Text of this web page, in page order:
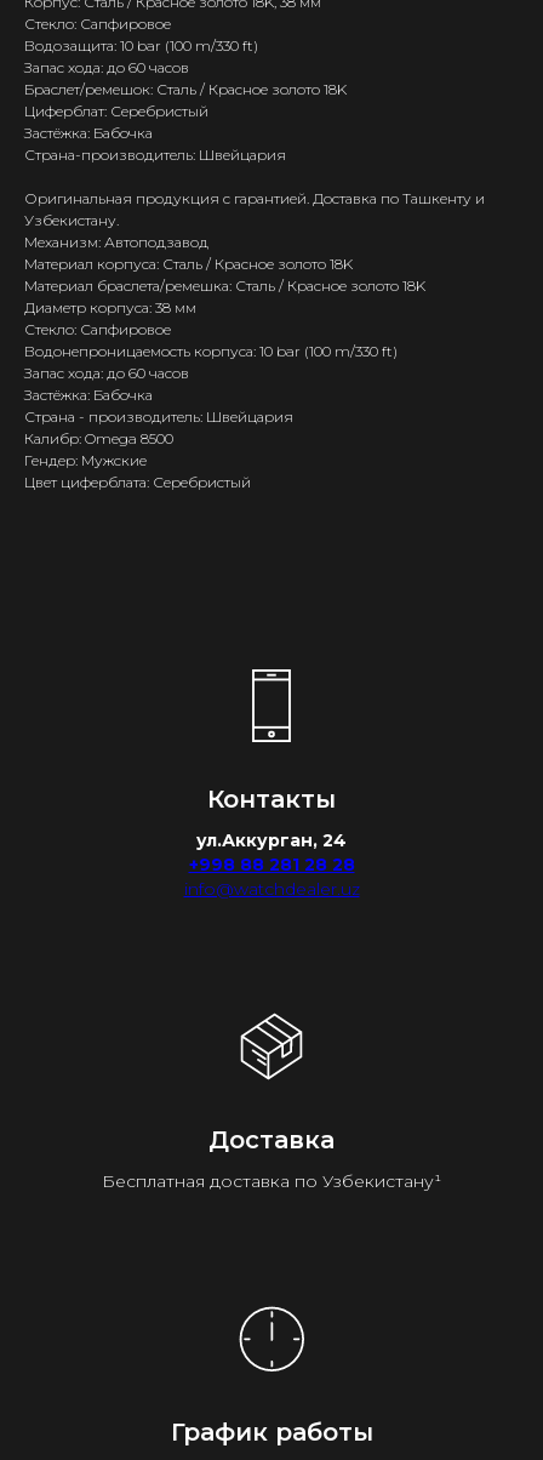
Стекло: Сапфировое
Водозащита: 10 bar (100 m/330 ft)
Запас хода: до 60 часов
Браслет/ремешок: Сталь / Красное золото 18K
Циферблат: Серебристый
Застёжка: Бабочка
Страна-производитель: Швейцария
Оригинальная продукция с гарантией. Доставка по Ташкенту и
Узбекистану.
Механизм: Автоподзавод
Материал корпуса: Сталь / Красное золото 18K
Материал браслета/ремешка: Сталь / Красное золото 18K
Диаметр корпуса: 38 мм
Стекло: Сапфировое
Водонепроницаемость корпуса: 10 bar (100 m/330 ft)
Запас хода: до 60 часов
Застёжка: Бабочка
Страна - производитель: Швейцария
Калибр: Omega 8500
Гендер: Мужские
Цвет циферблата: Серебристый
Контакты
ул.Аккурган, 24
+998 88 281 28 28
info@watchdealer.uz
Доставка
Бесплатная доставка по Узбекистану¹
График работы